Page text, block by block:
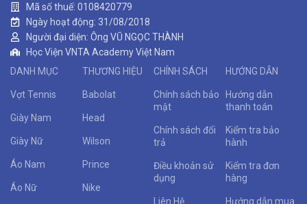
Mã số thuế: 0108420779
Ngày hoạt động: 31/08/2018
Người đại diện: Ông VŨ NGỌC THÀNH
Học Viện VNTA Academy Việt Nam
DANH MỤC
Vợt Tennis
Giày Nam
Giày Nữ
Áo Nam
Áo Nữ
THƯƠNG HIỆU
Babolat
Head
Wilson
Prince
Nike
CHÍNH SÁCH
Chính sách bảo
mật
Chính sách đổi
trả
Điều khoản sử
dụng
Liên Hệ
HƯỚNG DẪN
Hướng dẫn
thanh toán
Kiểm tra bảo
hành
Kiểm tra đơn
hàng
Hướng dẫn mua